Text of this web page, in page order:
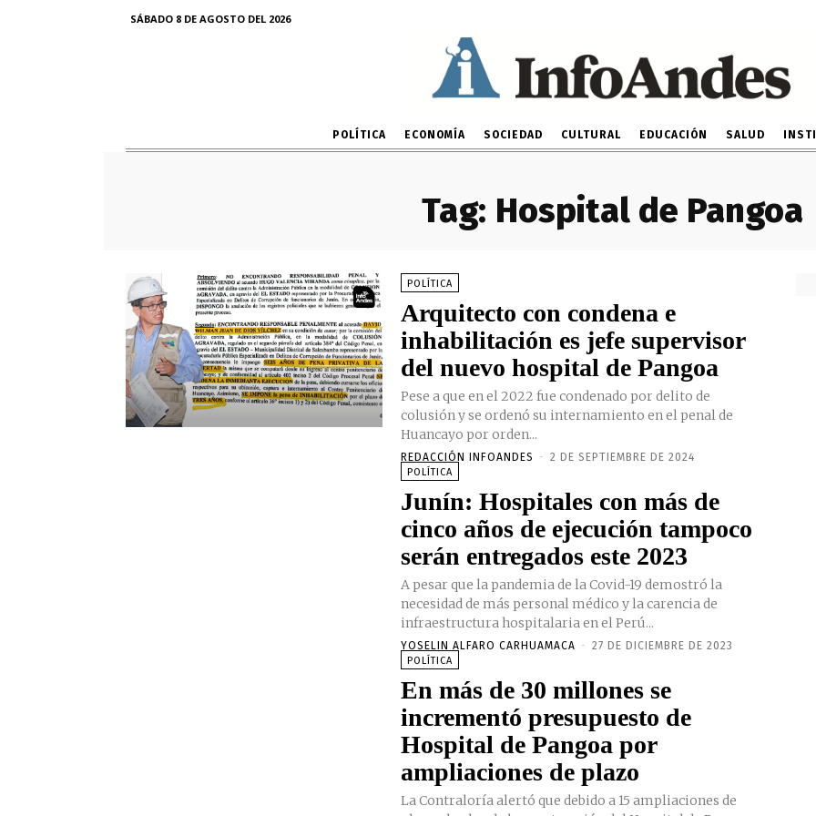
SÁBADO 8 DE AGOSTO DEL 2026
POLÍTICA ECONOMÍA SOCIEDAD CULTURAL EDUCACIÓN SALUD
Tag: Hospital de Pangoa
POLÍTICA
Arquitecto con condena e
inhabilitación es jefe supervisor
del nuevo hospital de Pangoa
Pese a que en el 2022 fue condenado por delito de
colusión y se ordenó su internamiento en el penal de
Huancayo por orden...
REDACCIÓN INFOANDES - 2 DE SEPTIEMBRE DE 2024
POLÍTICA
Junín: Hospitales con más de
cinco años de ejecución tampoco
serán entregados este 2023
A pesar que la pandemia de la Covid-19 demostró la
necesidad de más personal médico y la carencia de
infraestructura hospitalaria en el Perú...
YOSELIN ALFARO CARHUAMACA - 27 DE DICIEMBRE DE 2023
POLÍTICA
En más de 30 millones se
incrementó presupuesto de
Hospital de Pangoa por
ampliaciones de plazo
La Contraloría alertó que debido a 15 ampliaciones de